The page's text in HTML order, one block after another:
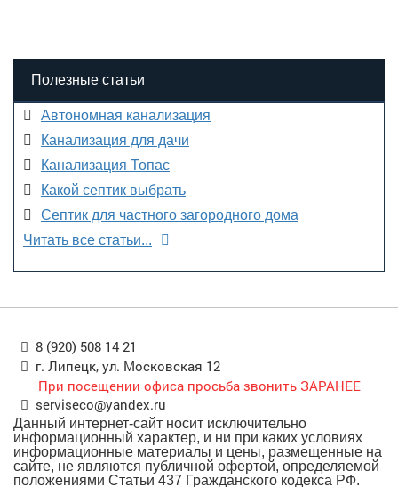
Полезные статьи
Автономная канализация
Канализация для дачи
Канализация Топас
Какой септик выбрать
Септик для частного загородного дома
Читать все статьи...
8 (920) 508 14 21
г. Липецк, ул. Московская 12
При посещении офиса просьба звонить ЗАРАНЕЕ
serviseco@yandex.ru
Данный интернет-сайт носит исключительно
информационный характер, и ни при каких условиях
информационные материалы и цены, размещенные на
сайте, не являются публичной офертой, определяемой
положениями Статьи 437 Гражданского кодекса РФ.